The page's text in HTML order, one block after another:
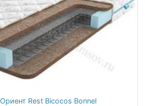
Rest Bicocos Bonnel